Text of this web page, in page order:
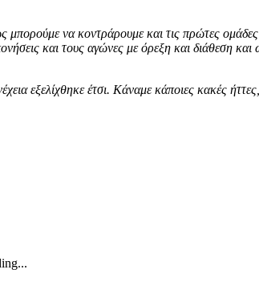
να κοντράρουμε και τις πρώτες
και τους αγώνες με όρεξη και διάθεση
εξελίχθηκε έτσι. Κάναμε κάποιες κακές